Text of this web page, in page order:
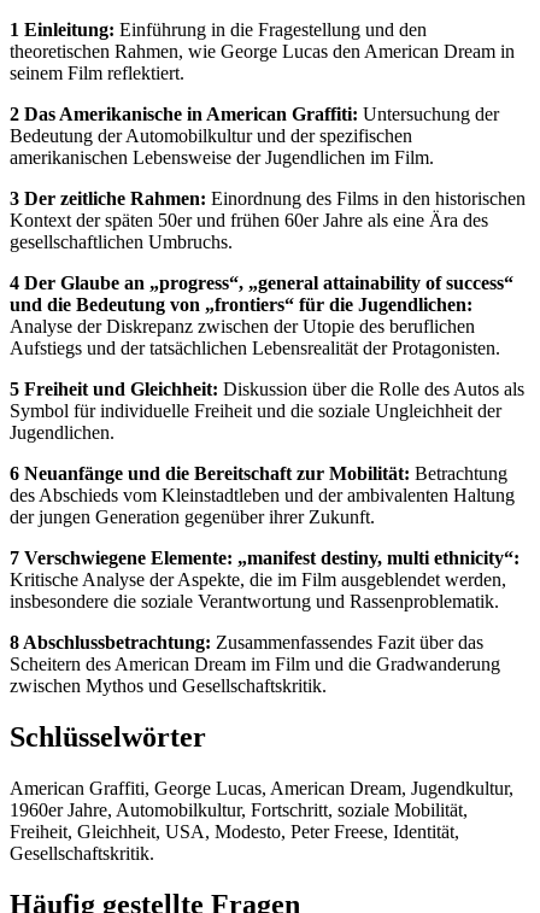
1 Einleitung: Einführung in die Fragestellung und den
theoretischen Rahmen, wie George Lucas den American Dream in
seinem Film reflektiert.
2 Das Amerikanische in American Graffiti: Untersuchung der
Bedeutung der Automobilkultur und der spezifischen
amerikanischen Lebensweise der Jugendlichen im Film.
3 Der zeitliche Rahmen: Einordnung des Films in den historischen
Kontext der späten 50er und frühen 60er Jahre als eine Ära des
gesellschaftlichen Umbruchs.
4 Der Glaube an „progress“, „general attainability of success“
und die Bedeutung von „frontiers“ für die Jugendlichen:
Analyse der Diskrepanz zwischen der Utopie des beruflichen
Aufstiegs und der tatsächlichen Lebensrealität der Protagonisten.
5 Freiheit und Gleichheit: Diskussion über die Rolle des Autos als
Symbol für individuelle Freiheit und die soziale Ungleichheit der
Jugendlichen.
6 Neuanfänge und die Bereitschaft zur Mobilität: Betrachtung
des Abschieds vom Kleinstadtleben und der ambivalenten Haltung
der jungen Generation gegenüber ihrer Zukunft.
7 Verschwiegene Elemente: „manifest destiny, multi ethnicity“:
Kritische Analyse der Aspekte, die im Film ausgeblendet werden,
insbesondere die soziale Verantwortung und Rassenproblematik.
8 Abschlussbetrachtung: Zusammenfassendes Fazit über das
Scheitern des American Dream im Film und die Gradwanderung
zwischen Mythos und Gesellschaftskritik.
Schlüsselwörter
American Graffiti, George Lucas, American Dream, Jugendkultur,
1960er Jahre, Automobilkultur, Fortschritt, soziale Mobilität,
Freiheit, Gleichheit, USA, Modesto, Peter Freese, Identität,
Gesellschaftskritik.
Häufig gestellte Fragen